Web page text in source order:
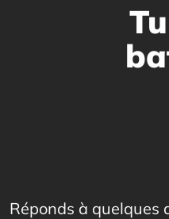
Réponds à quelques